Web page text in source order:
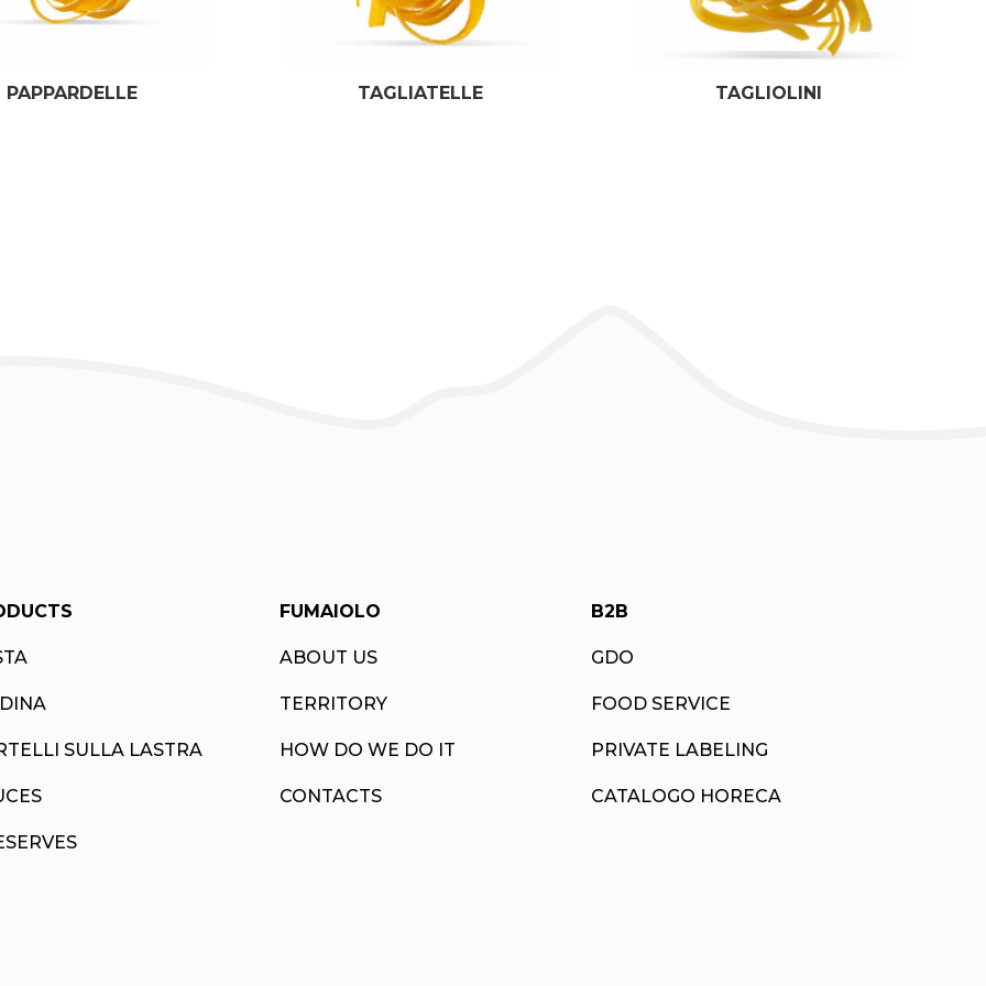
PAPPARDELLE TAGLIATELLE TAGLIOLINI
SULLA LASTRA
FUMAIOLO
ABOUT US
TERRITORY
HOW DO WE DO IT
CONTACTS
B2B
GDO
FOOD SERVICE
PRIVATE LABELING
CATALOGO HORECA